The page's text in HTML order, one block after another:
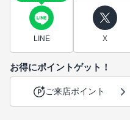
LINE X
お得にポイントゲット！
ご来店ポイント